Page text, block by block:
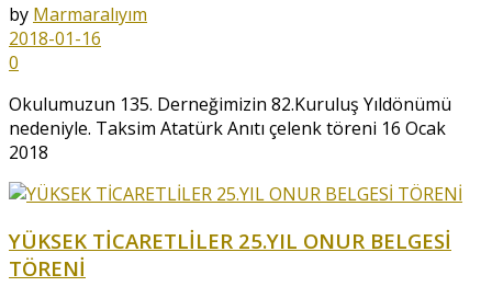
by Marmaralıyım
2018-01-16
0
Okulumuzun 135. Derneğimizin 82.Kuruluş Yıldönümü
nedeniyle. Taksim Atatürk Anıtı çelenk töreni 16 Ocak
2018
YÜKSEK TİCARETLİLER 25.YIL ONUR BELGESİ
TÖRENİ